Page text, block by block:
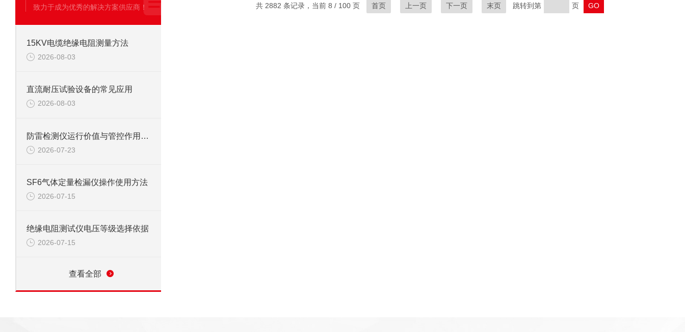
致力于成为优秀的解决方案供应商！
15KV电缆绝缘电阻测量方法
2026-08-03
直流耐压试验设备的常见应用
2026-08-03
防雷检测仪运行价值与管控作用：实现防雷安全的全流程闭环管控
2026-07-23
SF6气体定量检漏仪操作使用方法
2026-07-15
绝缘电阻测试仪电压等级选择依据
2026-07-15
查看全部
共 2882 条记录，当前 8 / 100 页 首页 上一页 下一页 末页 跳转到第 页